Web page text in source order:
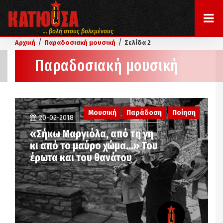
... βολή στους βολεμένους
Αρχική / Παραδοσιακή μουσική / Σελίδα 2
Παραδοσιακή μουσική
Μουσική Παράδοση Ποίηση
20-02-2018
«Σήκω Μαργιόλα, από τη γη
κι από το μαύρο χώμα…» Του
έρωτα και του θανάτου